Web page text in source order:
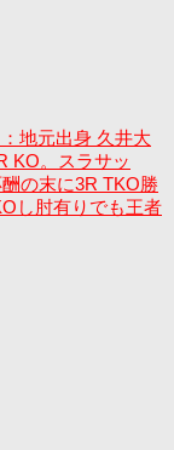
地元出身 久井大
KO。スラサッ
の末に3R TKO勝
し肘有りでも王者